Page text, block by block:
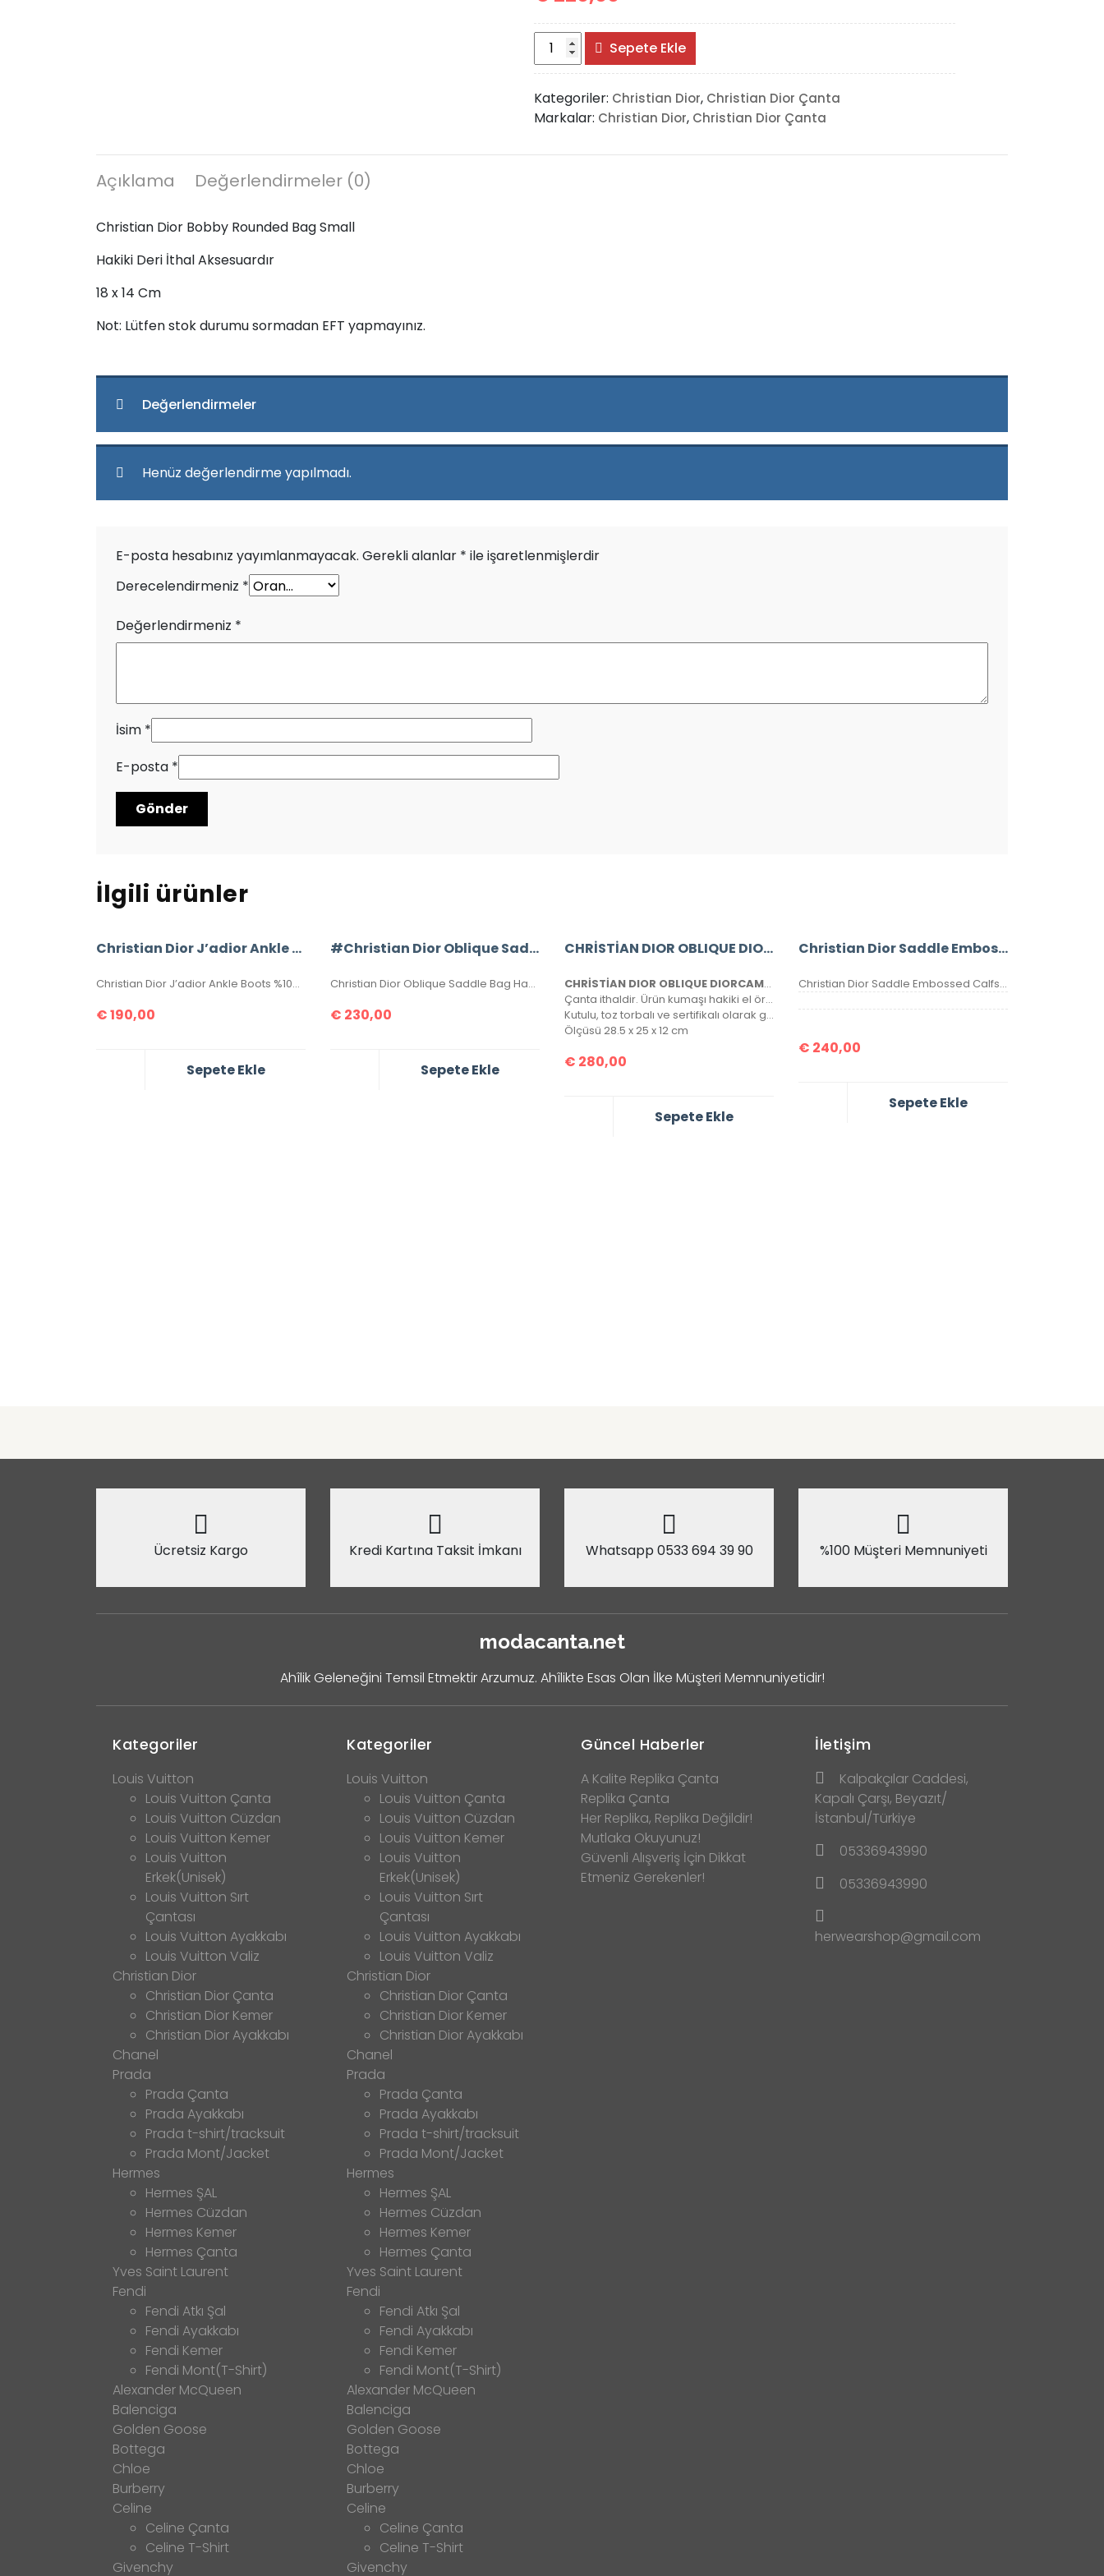
Christian
Dior
Bobby
Rounded
Bag
adet
Sepete Ekle
Kategoriler: Christian Dior, Christian Dior Çanta
Markalar: Christian Dior, Christian Dior Çanta
Açıklama Değerlendirmeler (0)
Christian Dior Bobby Rounded Bag Small
Hakiki Deri İthal Aksesuardır
18 x 14 Cm
Not: Lütfen stok durumu sormadan EFT yapmayınız.
Değerlendirmeler
Henüz değerlendirme yapılmadı.
E-posta hesabınız yayımlanmayacak. Gerekli alanlar * ile işaretlenmişlerdir
Derecelendirmeniz *
Değerlendirmeniz *
İsim *
E-posta *
İlgili ürünler
Christian Dior J’adior Ankle Boots
Christian Dior J’adior Ankle Boots %100 Hakiki Deri Bayan Botlar. 36-37-38-39-40 ölçüler mevcuttur. Kutulu, sertifikalıdır.
€190,00
Sepete Ekle
#Christian Dior Oblique Saddle Bag
Christian Dior Oblique Saddle Bag Hakiki Deri. Aksesuarları eskitme, altın rengi, birinci sınıfdır, seri numaralıdır. Elde, kolda, omuzda veya çapraz taşımaya uygundur. Ebatı 25x20x6 cm dir. Kutulu, toz torbalı, sertifikalıdır. Uzun askı ile birlikte takımdır.
€ 230,00
Sepete Ekle
CHRİSTİAN DIOR OBLIQUE DIORCAMP MESSENGER BAG
CHRİSTİAN DIOR OBLIQUE DIORCAMP MESSENGER BAG
Çanta ithaldir. Ürün kumaşı hakiki el örgüsüdür, tamamen birebirdir.
Kutulu, toz torbalı ve sertifikalı olarak gönderilecektir.
Ölçüsü 28.5 x 25 x 12 cm
€ 280,00
Sepete Ekle
Christian Dior Saddle Embossed Calfskin Bag
Christian Dior Saddle Embossed Calfskin Bag %100 Hakiki Deri. Elde, kolda veya omuzda taşımaya uygundur. Yüksek kalite, işçilikli, tamamen birebir üründür.Seri numaralıdır.Ebatı 25x20x6 cm dir. Kutulu, toz torbalı, sertifikalıdır.
€ 240,00
Sepete Ekle
Ücretsiz Kargo Kredi Kartına Taksit İmkanı Whatsapp 0533 694 39 90 %100 Müşteri Memnuniyeti
modacanta.net
Ahîlik Geleneğini Temsil Etmektir Arzumuz. Ahîlikte Esas Olan İlke Müşteri Memnuniyetidir!
Kategoriler
Louis Vuitton
Louis Vuitton Çanta
Louis Vuitton Cüzdan
Louis Vuitton Kemer
Louis Vuitton
Erkek(Unisek)
Louis Vuitton Sırt
Çantası
Louis Vuitton Ayakkabı
Louis Vuitton Valiz
Christian Dior
Christian Dior Çanta
Christian Dior Kemer
Christian Dior Ayakkabı
Chanel
Prada
Prada Çanta
Prada Ayakkabı
Prada t-shirt/tracksuit
Prada Mont/Jacket
Hermes
Hermes ŞAL
Hermes Cüzdan
Hermes Kemer
Hermes Çanta
Yves Saint Laurent
Fendi
Fendi Atkı Şal
Fendi Ayakkabı
Fendi Kemer
Fendi Mont(T-Shirt)
Alexander McQueen
Balenciga
Golden Goose
Bottega
Chloe
Burberry
Celine
Celine Çanta
Celine T-Shirt
Givenchy
Kategoriler
Louis Vuitton
Louis Vuitton Çanta
Louis Vuitton Cüzdan
Louis Vuitton Kemer
Louis Vuitton
Erkek(Unisek)
Louis Vuitton Sırt
Çantası
Louis Vuitton Ayakkabı
Louis Vuitton Valiz
Christian Dior
Christian Dior Çanta
Christian Dior Kemer
Christian Dior Ayakkabı
Chanel
Prada
Prada Çanta
Prada Ayakkabı
Prada t-shirt/tracksuit
Prada Mont/Jacket
Hermes
Hermes ŞAL
Hermes Cüzdan
Hermes Kemer
Hermes Çanta
Yves Saint Laurent
Fendi
Fendi Atkı Şal
Fendi Ayakkabı
Fendi Kemer
Fendi Mont(T-Shirt)
Alexander McQueen
Balenciga
Golden Goose
Bottega
Chloe
Burberry
Celine
Celine Çanta
Celine T-Shirt
Givenchy
Güncel Haberler
A Kalite Replika Çanta
Replika Çanta
Her Replika, Replika Değildir!
Mutlaka Okuyunuz!
Güvenli Alışveriş İçin Dikkat
Etmeniz Gerekenler!
İletişim
Kalpakçılar Caddesi,
Kapalı Çarşı, Beyazıt/
İstanbul/Türkiye
05336943990
05336943990
herwearshop@gmail.com